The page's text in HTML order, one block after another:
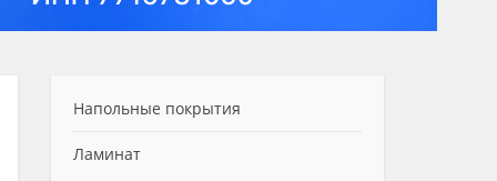
Напольные покрытия
Ламинат